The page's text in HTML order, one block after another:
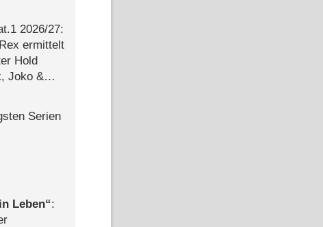
2026/​27:
ermittelt
Hold
Joko &
Serien
Leben :